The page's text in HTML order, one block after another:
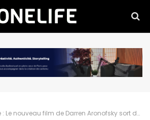
nouveau film de Darren Aronofsky sort demain !